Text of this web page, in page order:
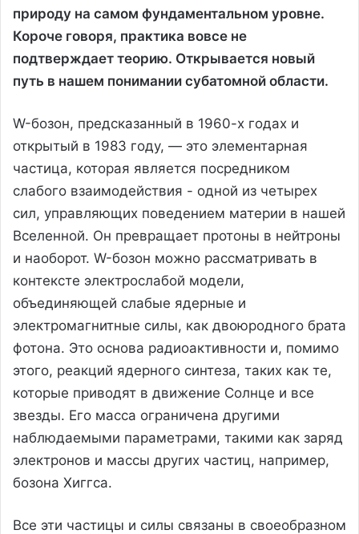
природу на самом фундаментальном уровне.
Короче говоря, практика вовсе не
подтверждает теорию. Открывается новый
путь в нашем понимании субатомной области.
W-бозон, предсказанный в 1960-х годах и
открытый в 1983 году, — это элементарная
частица, которая является посредником
слабого взаимодействия - одной из четырех
сил, управляющих поведением материи в нашей
Вселенной. Он превращает протоны в нейтроны
и наоборот. W-бозон можно рассматривать в
контексте электрослабой модели,
объединяющей слабые ядерные и
электромагнитные силы, как двоюродного брата
фотона. Это основа радиоактивности и, помимо
этого, реакций ядерного синтеза, таких как те,
которые приводят в движение Солнце и все
звезды. Его масса ограничена другими
наблюдаемыми параметрами, такими как заряд
электронов и массы других частиц, например,
бозона Хиггса.
Все эти частицы и силы связаны в своеобразном